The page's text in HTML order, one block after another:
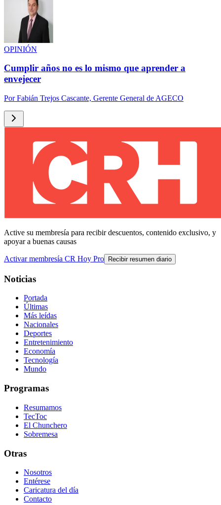
OPINIÓN
Cumplir años no es lo mismo que aprender a
envejecer
PorFabián Trejos Cascante, Gerente General de AGECO
Active su membresía para recibir descuentos, contenido exclusivo, y
apoyar a buenas causas
Activar membresía CR Hoy Pro Recibir resumen diario
Noticias
Portada
Últimas
Más leídas
Nacionales
Deportes
Entretenimiento
Economía
Tecnología
Mundo
Programas
Resumamos
TecToc
El Chunchero
Sobremesa
Otras
Nosotros
Entérese
Caricatura del día
Contacto